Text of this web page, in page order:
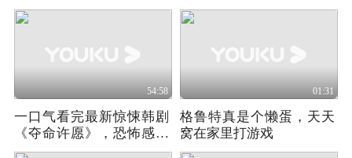
54:58
一口气看完最新惊悚韩剧
《夺命许愿》，恐怖感拉
满！
01:31
格鲁特真是个懒蛋，天天
窝在家里打游戏